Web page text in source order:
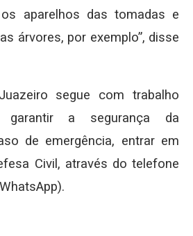
aparelhos das tomadas e
árvores, por exemplo”, disse
segue com trabalho
garantir a segurança da
de emergência, entrar em
Civil, através do telefone